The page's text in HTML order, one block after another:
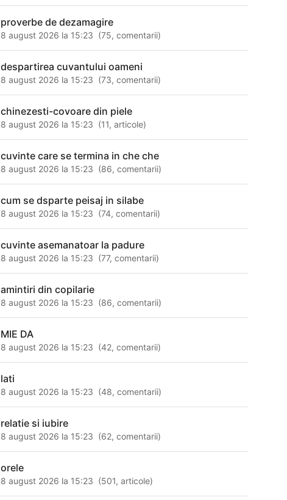
proverbe de dezamagire
8 august 2026 la 15:23 (75,comentarii)
despartirea cuvantului oameni
8 august 2026 la 15:23 (73,comentarii)
chinezesti-covoare din piele
8 august 2026 la 15:23 (11,articole)
cuvinte care se termina in che che
8 august 2026 la 15:23 (86,comentarii)
cum se dsparte peisaj in silabe
8 august 2026 la 15:23 (74,comentarii)
cuvinte asemanatoar la padure
8 august 2026 la 15:23 (77,comentarii)
amintiri din copilarie
8 august 2026 la 15:23 (86,comentarii)
MIE DA
8 august 2026 la 15:23 (42,comentarii)
lati
8 august 2026 la 15:23 (48,comentarii)
relatie si iubire
8 august 2026 la 15:23 (62,comentarii)
orele
8 august 2026 la 15:23 (501,articole)